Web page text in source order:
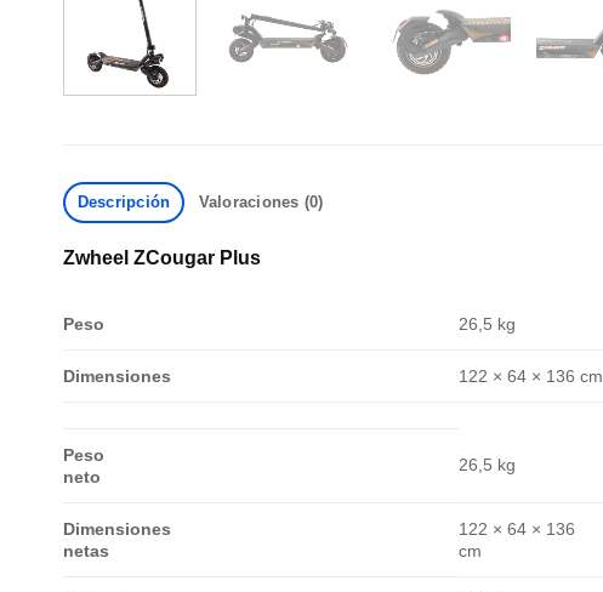
Descripción Valoraciones (0)
Zwheel ZCougar Plus
Peso 26,5 kg
Dimensiones 122 × 64 × 136 cm
Peso
neto
26,5 kg
Dimensiones
netas
122 × 64 × 136
cm